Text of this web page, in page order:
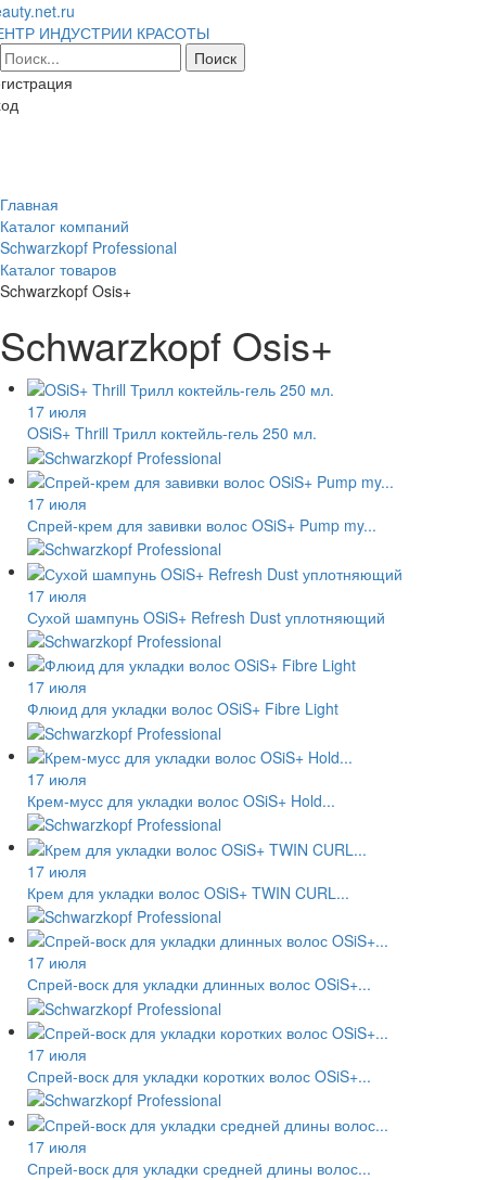
ИНДУСТРИИ КРАСОТЫ
Главная
Каталог компаний
Schwarzkopf Professional
Каталог товаров
Schwarzkopf Osis+
Schwarzkopf Osis+
17 июля
OSiS+ Thrill Трилл коктейль-гель 250 мл.
17 июля
Спрей-крем для завивки волос OSiS+ Pump my...
17 июля
Сухой шампунь OSiS+ Refresh Dust уплотняющий
17 июля
Флюид для укладки волос OSiS+ Fibre Light
17 июля
Крем-мусс для укладки волос OSiS+ Hold...
17 июля
Крем для укладки волос OSiS+ TWIN CURL...
17 июля
Спрей-воск для укладки длинных волос OSiS+...
17 июля
Спрей-воск для укладки коротких волос OSiS+...
17 июля
Спрей-воск для укладки средней длины волос...